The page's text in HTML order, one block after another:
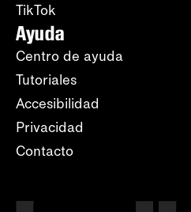
TikTok
Ayuda
Centro de ayuda
Tutoriales
Accesibilidad
Privacidad
Contacto